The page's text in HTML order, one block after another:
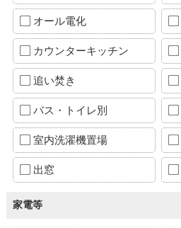
オール電化
カウンターキッチン
追い焚き
バス・トイレ別
室内洗濯機置場
出窓
家電等